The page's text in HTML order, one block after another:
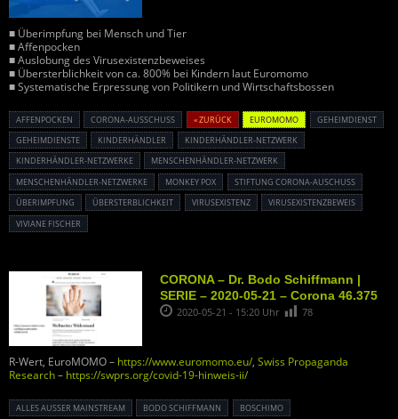
■ Überimpfung bei Mensch und Tier
■ Affenpocken
■ Auslobung des Virusexistenzbeweises
■ Übersterblichkeit von ca. 800% bei Kindern laut Euromomo
■ Systematische Erpressung von Politikern und Wirtschaftsbossen
AFFENPOCKEN CORONA-AUSSCHUSS « ZURÜCK EUROMOMO
GEHEIMDIENST
GEHEIMDIENSTE
KINDERHÄNDLER
KINDERHÄNDLER-NETZWERK
KINDERHÄNDLER-NETZWERKE
MENSCHENHÄNDLER-NETZWERK
MENSCHENHÄNDLER-NETZWERKE
MONKEY POX
STIFTUNG CORONA-AUSCHUSS
ÜBERIMPFUNG
ÜBERSTERBLICHKEIT VIRUSEXISTENZ
VIRUSEXISTENZBEWEIS
VIVIANE FISCHER
CORONA – Dr. Bodo Schiffmann |
SERIE – 2020-05-21 – Corona 46.375
2020-05-21 - 15:20 Uhr 78
R-Wert, EuroMOMO – https://www.euromomo.eu/, Swiss Propaganda
Research– https://swprs.org/covid-19-hinweis-ii/
ALLES AUSSER MAINSTREAM BODO SCHIFFMANN BOSCHIMO